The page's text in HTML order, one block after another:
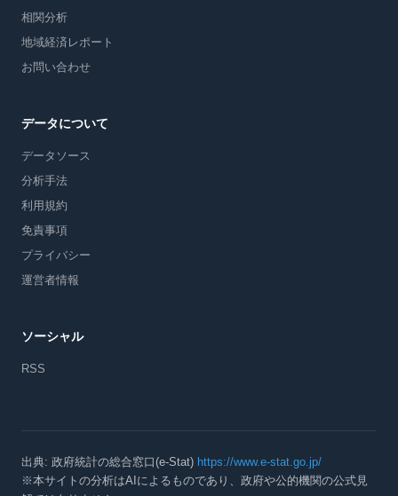
相関分析
地域経済レポート
お問い合わせ
データについて
データソース
分析手法
利用規約
免責事項
プライバシー
運営者情報
ソーシャル
RSS
出典: 政府統計の総合窓口(e-Stat) https://www.e-stat.go.jp/
※本サイトの分析はAIによるものであり、政府や公的機関の公式見